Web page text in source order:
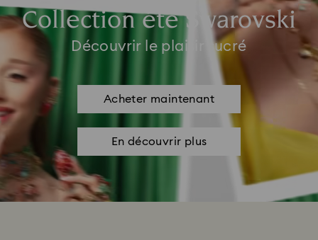
Collection été Swarovski
Découvrir le plaisir sucré
Acheter maintenant
En découvrir plus